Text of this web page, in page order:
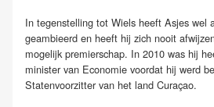
In tegenstelling tot Wiels heeft Asjes wel
geambieerd en heeft hij zich nooit
mogelijk premierschap. In 2010 was hij
minister van Economie voordat hij werd
Statenvoorzitter van het land Curaçao.